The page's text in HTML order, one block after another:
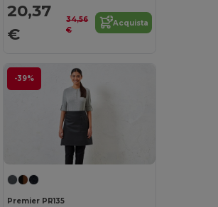
20,37
€
34,56
€
Acquista
-39%
Premier PR135